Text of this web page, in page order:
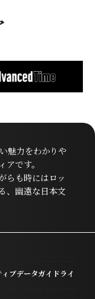
魅力をわかりや
です。
らも時にはロッ
、幽遠な日本文
ブデータガイドライ